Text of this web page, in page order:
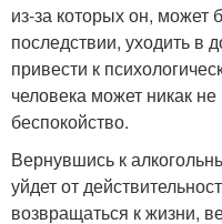
из-за которых он, может
последствии, уходить в
привести к
человека может никак
беспокойство.
Вернувшись к
уйдет от
возвращаться к жизни,